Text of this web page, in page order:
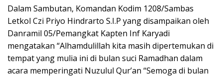
Dalam Sambutan, Komandan Kodim 1208/Sambas
Letkol Czi Priyo Hindrarto S.I.P yang disampaikan oleh
Danramil 05/Pemangkat Kapten Inf Karyadi
mengatakan “Alhamdulillah kita masih dipertemukan di
tempat yang mulia ini di bulan suci Ramadhan dalam
acara memperingati Nuzulul Qur’an “Semoga di bulan